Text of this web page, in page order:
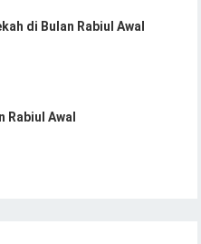
di Bulan Rabiul Awal
Rabiul Awal